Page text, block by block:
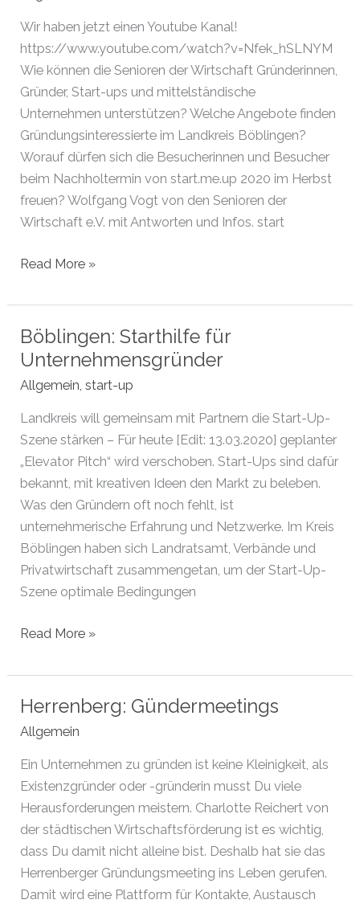
schneller
als
der
Businessplan
Wir haben jetzt einen Youtube Kanal!
https://www.youtube.com/watch?v=Nfek_hSLNYM
Wie können die Senioren der Wirtschaft Gründerinnen,
Gründer, Start-ups und mittelständische
Unternehmen unterstützen? Welche Angebote finden
Gründungsinteressierte im Landkreis Böblingen?
Worauf dürfen sich die Besucherinnen und Besucher
beim Nachholtermin von start.me.up 2020 im Herbst
freuen? Wolfgang Vogt von den Senioren der
Wirtschaft e.V. mit Antworten und Infos. start
Wir
jetzt
einen
Youtube
Kanal!
Read More »
Böblingen: Starthilfe für
Unternehmensgründer
Allgemein ,start-up
Landkreis will gemeinsam mit Partnern die Start-Up-
Szene stärken – Für heute [Edit: 13.03.2020] geplanter
„Elevator Pitch“ wird verschoben. Start-Ups sind dafür
bekannt, mit kreativen Ideen den Markt zu beleben.
Was den Gründern oft noch fehlt, ist
unternehmerische Erfahrung und Netzwerke. Im Kreis
Böblingen haben sich Landratsamt, Verbände und
Privatwirtschaft zusammengetan, um der Start-Up-
Szene optimale Bedingungen
Böblingen:
für
Unternehmensgründer
Read More »
Herrenberg: Gündermeetings
Allgemein
Ein Unternehmen zu gründen ist keine Kleinigkeit, als
Existenzgründer oder -gründerin musst Du viele
Herausforderungen meistern. Charlotte Reichert von
der städtischen Wirtschaftsförderung ist es wichtig,
dass Du damit nicht alleine bist. Deshalb hat sie das
Herrenberger Gründungsmeeting ins Leben gerufen.
Damit wird eine Plattform für Kontakte, Austausch